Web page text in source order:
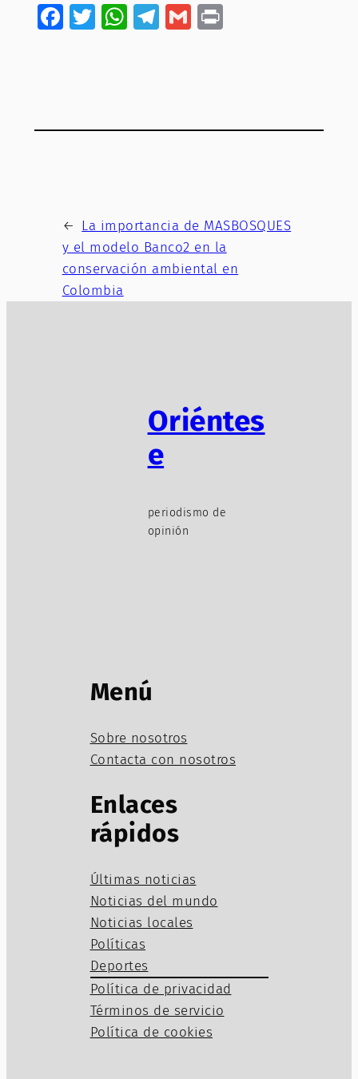
Facebook
Twitter
WhatsApp
Telegram
GmailPrint
← La importancia de MASBOSQUES
y el modelo Banco2 en la
conservación ambiental en
Colombia
Oriéntes
e
periodismo de
opinión
Menú
Sobre nosotros
Contacta con nosotros
Enlaces
rápidos
Últimas noticias
Noticias del mundo
Noticias locales
Políticas
Deportes
Política de privacidad
Términos de servicio
Política de cookies